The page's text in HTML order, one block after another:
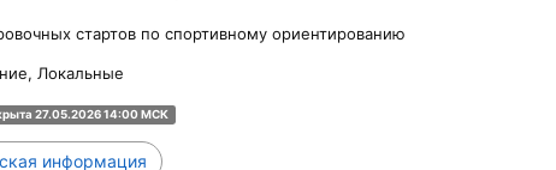
стартов по спортивному ориентированию
Локальные
27.05.2026 14:00 МСК
информация